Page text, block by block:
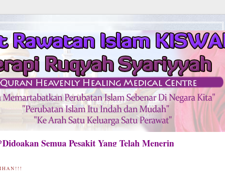
Semua Pesakit Yang Telah Menerima Rawatan di